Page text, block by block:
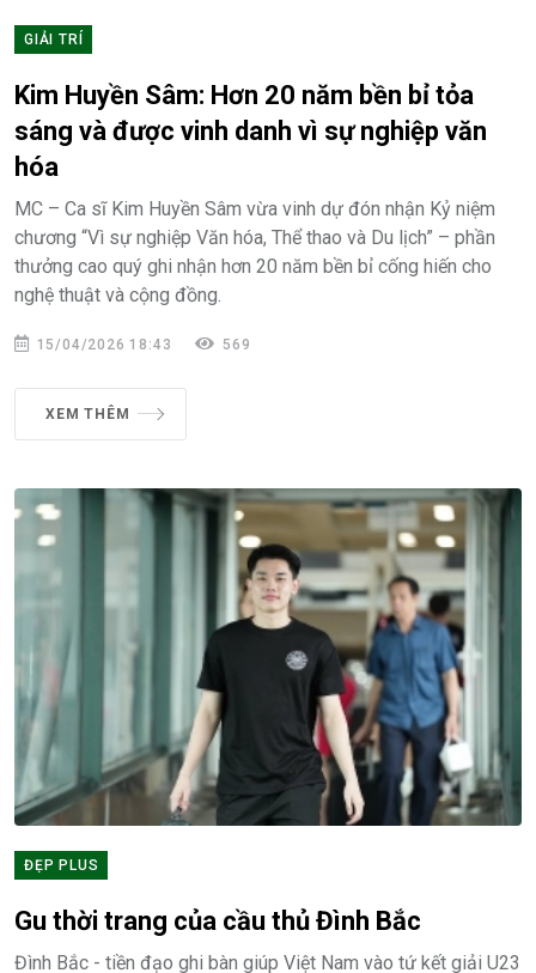
GIẢI TRÍ
Kim Huyền Sâm: Hơn 20 năm bền bỉ tỏa
sáng và được vinh danh vì sự nghiệp văn
hóa
MC – Ca sĩ Kim Huyền Sâm vừa vinh dự đón nhận Kỷ niệm
chương “Vì sự nghiệp Văn hóa, Thể thao và Du lịch” – phần
thưởng cao quý ghi nhận hơn 20 năm bền bỉ cống hiến cho
nghệ thuật và cộng đồng.
15/04/2026 18:43 569
XEM THÊM
ĐẸP PLUS
Gu thời trang của cầu thủ Đình Bắc
Đình Bắc - tiền đạo ghi bàn giúp Việt Nam vào tứ kết giải U23